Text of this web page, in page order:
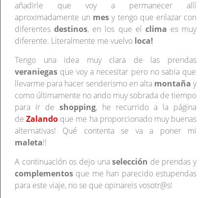
añadirle que voy a permanecer allí
aproximadamente un mes y tengo que enlazar con
diferentesdestinos, en los que el clima es muy
diferente. Literalmente me vuelvo loca!
Tengo una idea muy clara de las prendas
veraniegas que voy a necesitar pero no sabia que
llevarme para hacer senderismo en alta montañay
como últimamente no ando muy sobrada de tiempo
para ir deshopping, he recurrido a la página
de Zalando que me ha proporcionado muy buenas
alternativas! Qué contenta se va a poner mi
maleta!!
A continuación os dejo una selección de prendas y
complementos que me han parecido estupendas
para este viaje, no se que opinareis vosotr@s!